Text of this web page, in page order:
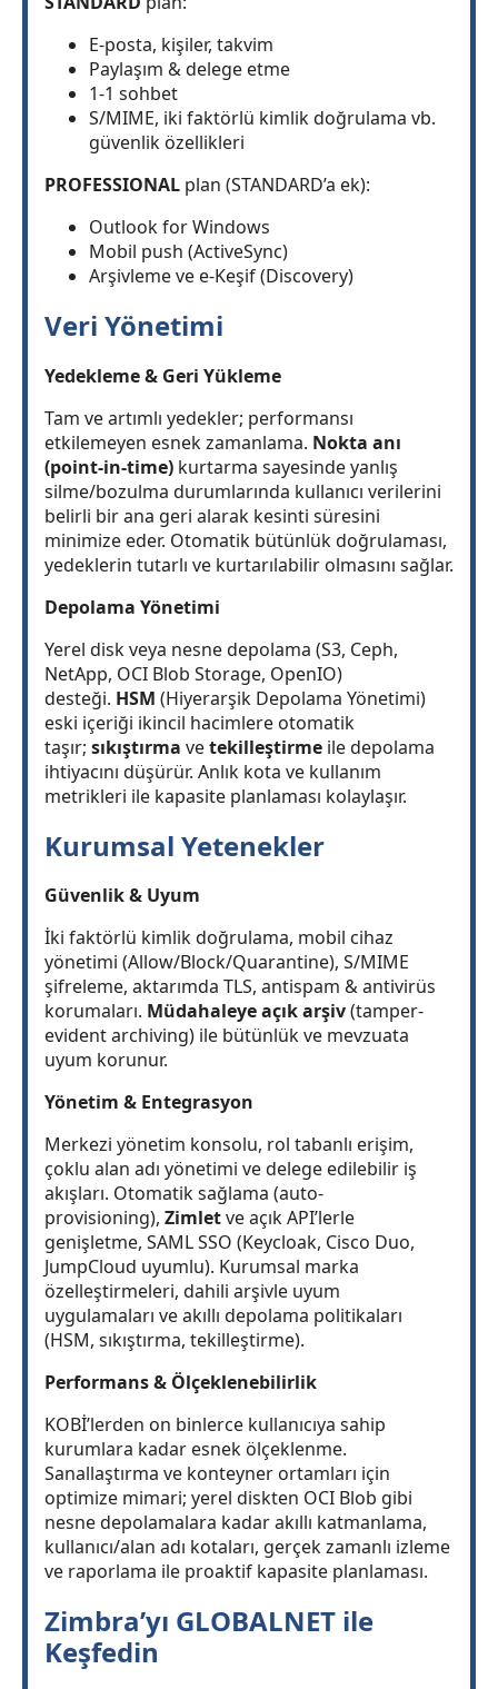
E-posta, kişiler, takvim
Paylaşım & delege etme
1-1 sohbet
S/MIME, iki faktörlü kimlik doğrulama vb.
güvenlik özellikleri
PROFESSIONAL plan (STANDARD’a ek):
Outlook for Windows
Mobil push (ActiveSync)
Arşivleme ve e-Keşif (Discovery)
Veri Yönetimi
Yedekleme & Geri Yükleme
Tam ve artımlı yedekler; performansı
etkilemeyen esnek zamanlama. Nokta anı
(point-in-time) kurtarma sayesinde yanlış
silme/bozulma durumlarında kullanıcı verilerini
belirli bir ana geri alarak kesinti süresini
minimize eder. Otomatik bütünlük doğrulaması,
yedeklerin tutarlı ve kurtarılabilir olmasını sağlar.
Depolama Yönetimi
Yerel disk veya nesne depolama (S3, Ceph,
NetApp, OCI Blob Storage, OpenIO)
desteği. HSM (Hiyerarşik Depolama Yönetimi)
eski içeriği ikincil hacimlere otomatik
taşır; sıkıştırma vetekilleştirme ile depolama
ihtiyacını düşürür. Anlık kota ve kullanım
metrikleri ile kapasite planlaması kolaylaşır.
Kurumsal Yetenekler
Güvenlik & Uyum
İki faktörlü kimlik doğrulama, mobil cihaz
yönetimi (Allow/Block/Quarantine), S/MIME
şifreleme, aktarımda TLS, antispam & antivirüs
korumaları. Müdahaleye açık arşiv(tamper-
evident archiving) ile bütünlük ve mevzuata
uyum korunur.
Yönetim & Entegrasyon
Merkezi yönetim konsolu, rol tabanlı erişim,
çoklu alan adı yönetimi ve delege edilebilir iş
akışları. Otomatik sağlama (auto-
provisioning), Zimletve açık API’lerle
genişletme, SAML SSO (Keycloak, Cisco Duo,
JumpCloud uyumlu). Kurumsal marka
özelleştirmeleri, dahili arşivle uyum
uygulamaları ve akıllı depolama politikaları
(HSM, sıkıştırma, tekilleştirme).
Performans & Ölçeklenebilirlik
KOBİ’lerden on binlerce kullanıcıya sahip
kurumlara kadar esnek ölçeklenme.
Sanallaştırma ve konteyner ortamları için
optimize mimari; yerel diskten OCI Blob gibi
nesne depolamalara kadar akıllı katmanlama,
kullanıcı/alan adı kotaları, gerçek zamanlı izleme
ve raporlama ile proaktif kapasite planlaması.
Zimbra’yı GLOBALNET ile
Keşfedin